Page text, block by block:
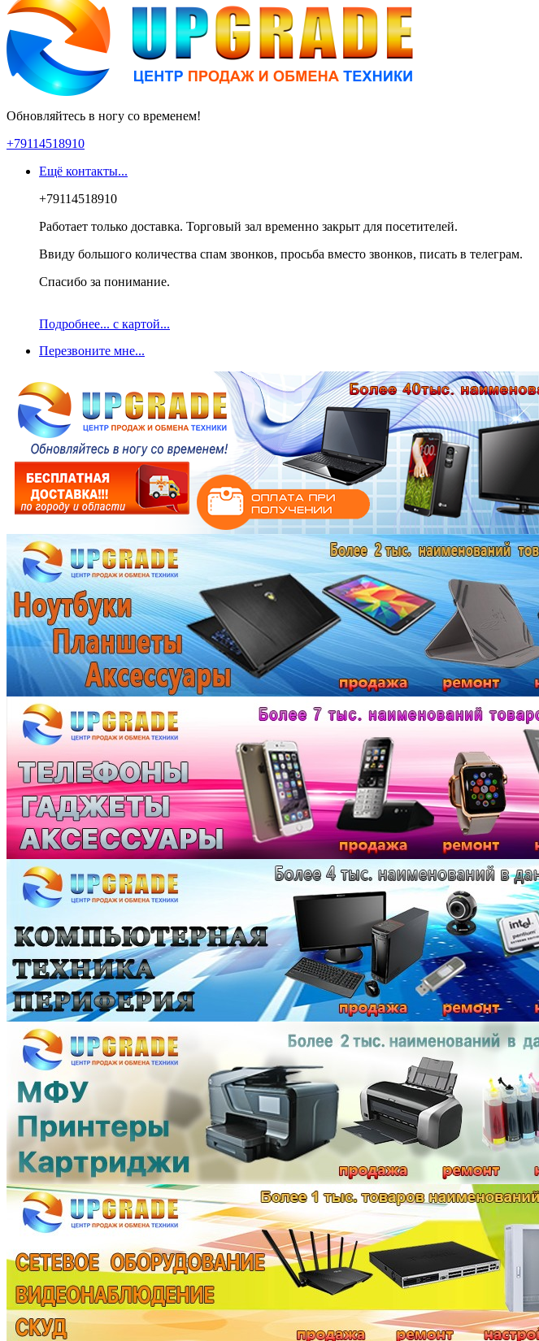
Обновляйтесь в ногу со временем!
+79114518910
Ещё контакты...
+79114518910
Работает только доставка. Торговый зал временно закрыт для посетителей.
Ввиду большого количества спам звонков, просьба вместо звонков, писать в телеграм.
Спасибо за понимание.
Подробнее... с картой...
Перезвоните мне...